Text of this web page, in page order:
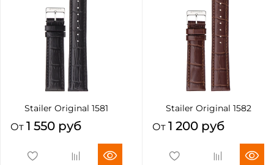
Stailer Original 1581
От 1 550 руб
Stailer Original 1582
От 1 200 руб